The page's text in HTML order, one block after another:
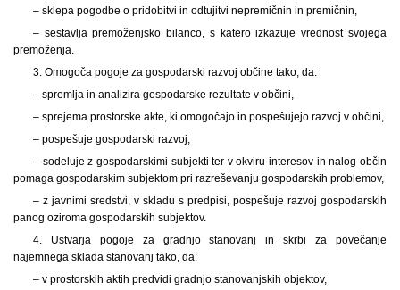
– sklepa pogodbe o pridobitvi in odtujitvi nepremičnin in premičnin,
– sestavlja premoženjsko bilanco, s katero izkazuje vrednost svojega
premoženja.
3. Omogoča pogoje za gospodarski razvoj občine tako, da:
– spremlja in analizira gospodarske rezultate v občini,
– sprejema prostorske akte, ki omogočajo in pospešujejo razvoj v občini,
– pospešuje gospodarski razvoj,
– sodeluje z gospodarskimi subjekti ter v okviru interesov in nalog občin
pomaga gospodarskim subjektom pri razreševanju gospodarskih problemov,
– z javnimi sredstvi, v skladu s predpisi, pospešuje razvoj gospodarskih
panog oziroma gospodarskih subjektov.
4. Ustvarja pogoje za gradnjo stanovanj in skrbi za povečanje
najemnega sklada stanovanj tako, da:
– v prostorskih aktih predvidi gradnjo stanovanjskih objektov,